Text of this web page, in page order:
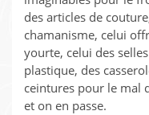
des articles de
chamanisme, celui
yourte, celui des
plastique, des
ceintures pour le mal
et on en passe.